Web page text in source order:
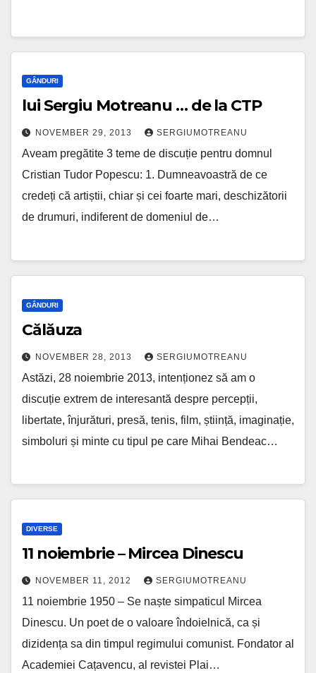
GÂNDURI
lui Sergiu Motreanu … de la CTP
NOVEMBER 29, 2013 SERGIUMOTREANU
Aveam pregătite 3 teme de discuție pentru domnul
Cristian Tudor Popescu: 1. Dumneavoastră de ce
credeți că artiștii, chiar și cei foarte mari, deschizătorii
de drumuri, indiferent de domeniul de…
GÂNDURI
Călăuza
NOVEMBER 28, 2013 SERGIUMOTREANU
Astăzi, 28 noiembrie 2013, intenționez să am o
discuție extrem de interesantă despre percepții,
libertate, înjurături, presă, tenis, film, știință, imaginație,
simboluri și minte cu tipul pe care Mihai Bendeac…
DIVERSE
11 noiembrie – Mircea Dinescu
NOVEMBER 11, 2012 SERGIUMOTREANU
11 noiembrie 1950 – Se naște simpaticul Mircea
Dinescu. Un poet de o valoare îndoielnică, ca și
dizidența sa din timpul regimului comunist. Fondator al
Academiei Cațavencu, al revistei Plai…